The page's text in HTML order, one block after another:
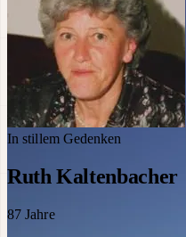
In stillem Gedenken
Ruth Kaltenbacher
87 Jahre